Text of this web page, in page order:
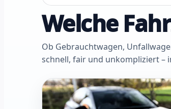
Welche
Ob Gebrauchtwagen,
schnell, fair und unkompliziert –